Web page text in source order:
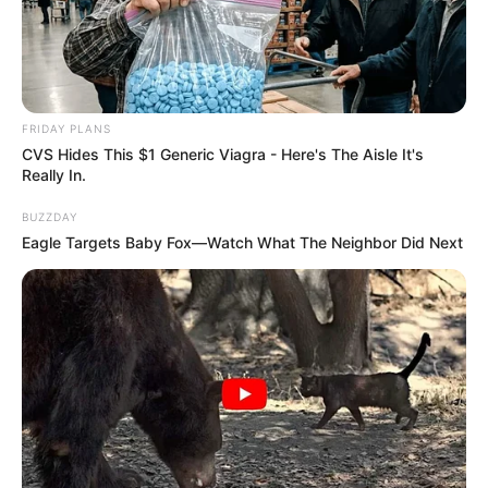
FRIDAY PLANS
CVS Hides This $1 Generic Viagra - Here's The Aisle It's
Really In.
BUZZDAY
Eagle Targets Baby Fox—Watch What The Neighbor Did Next